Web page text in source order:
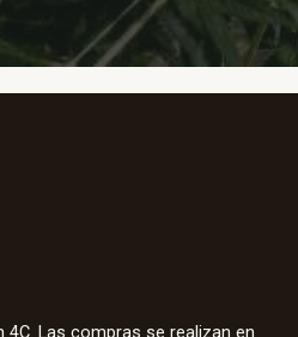
Las compras se realizan en